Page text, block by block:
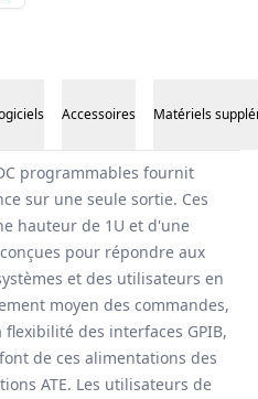
Accessoires Matériels
programmables fournit
sur une seule sortie. Ces
hauteur de 1U et d'une
pour répondre aux
et des utilisateurs en
moyen des commandes,
des interfaces GPIB,
de ces alimentations des
ATE. Les utilisateurs de